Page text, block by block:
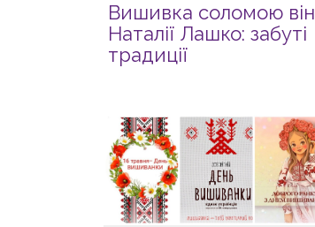
Вишивка соломою він
Наталії Лашко: забуті
традиції